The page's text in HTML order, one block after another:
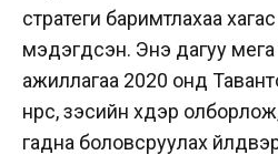
стратеги баримтлахаа
мэдэгдсэн. Энэ дагуу мега
ажиллагаа 2020 онд
нүүрс, зэсийн хүдэр
гадна боловсруулах